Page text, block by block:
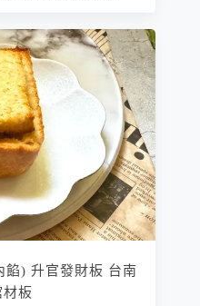
餡) 升官發財板 台南
板